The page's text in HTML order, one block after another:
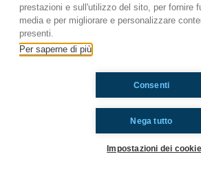
Ti è piaciuto? Condividilo!
prestazioni e sull'utilizzo del sito, per fornire
media e per migliorare e personalizzare
presenti.
Per saperne di più
Nega tutto
Consenti
Impostazioni dei cookie